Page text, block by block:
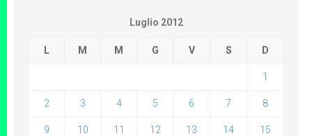
Luglio 2012
L M M G V S D
1
2 3 4 5 6 7 8
9 10 11 12 13 14 15